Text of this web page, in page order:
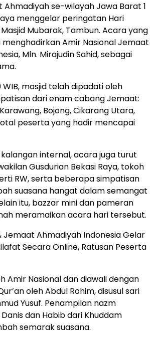
Ahmadiyah se-wilayah Jawa Barat 1
menggelar peringatan Hari
Mubarak, Tambun. Acara yang
menghadirkan Amir Nasional Jemaat
Mln. Mirajudin Sahid, sebagai
WIB, masjid telah dipadati oleh
dari enam cabang Jemaat:
Bojong, Cikarang Utara,
peserta yang hadir mencapai
internal, acara juga turut
Gusdurian Bekasi Raya, tokoh
RW, serta beberapa simpatisan
suasana hangat dalam semangat
itu, bazzar mini dan pameran
meramaikan acara hari tersebut.
Jemaat Ahmadiyah Indonesia Gelar
Secara Online, Ratusan Peserta
Amir Nasional dan diawali dengan
oleh Abdul Rohim, disusul sari
Yusuf. Penampilan nazm
dan Habib dari Khuddam
semarak suasana.